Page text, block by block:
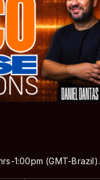
1:00pm (GMT-Brazil).